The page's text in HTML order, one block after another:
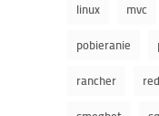
linux mvc
pobieranie
rancher